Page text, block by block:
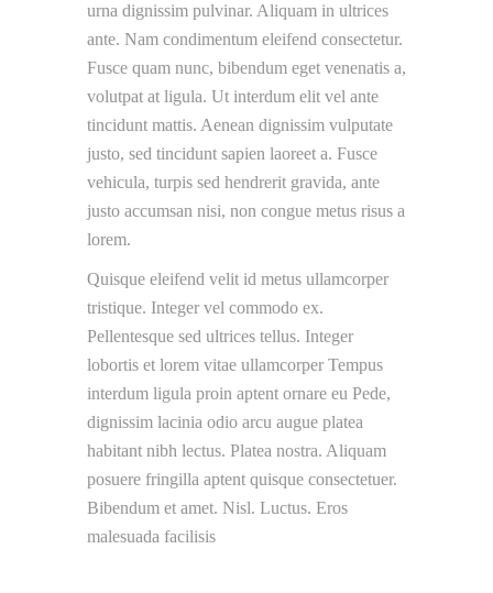
urna dignissim pulvinar. Aliquam in ultrices
ante. Nam condimentum eleifend consectetur.
Fusce quam nunc, bibendum eget venenatis a,
volutpat at ligula. Ut interdum elit vel ante
tincidunt mattis. Aenean dignissim vulputate
justo, sed tincidunt sapien laoreet a. Fusce
vehicula, turpis sed hendrerit gravida, ante
justo accumsan nisi, non congue metus risus a
lorem.
Quisque eleifend velit id metus ullamcorper
tristique. Integer vel commodo ex.
Pellentesque sed ultrices tellus. Integer
lobortis et lorem vitae ullamcorper Tempus
interdum ligula proin aptent ornare eu Pede,
dignissim lacinia odio arcu augue platea
habitant nibh lectus. Platea nostra. Aliquam
posuere fringilla aptent quisque consectetuer.
Bibendum et amet. Nisl. Luctus. Eros
malesuada facilisis